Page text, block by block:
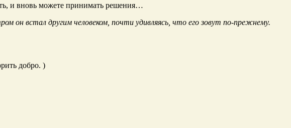
и вновь можете принимать решения…
он встал другим человеком, почти удивляясь, что его зовут по-прежнему.
добро. )